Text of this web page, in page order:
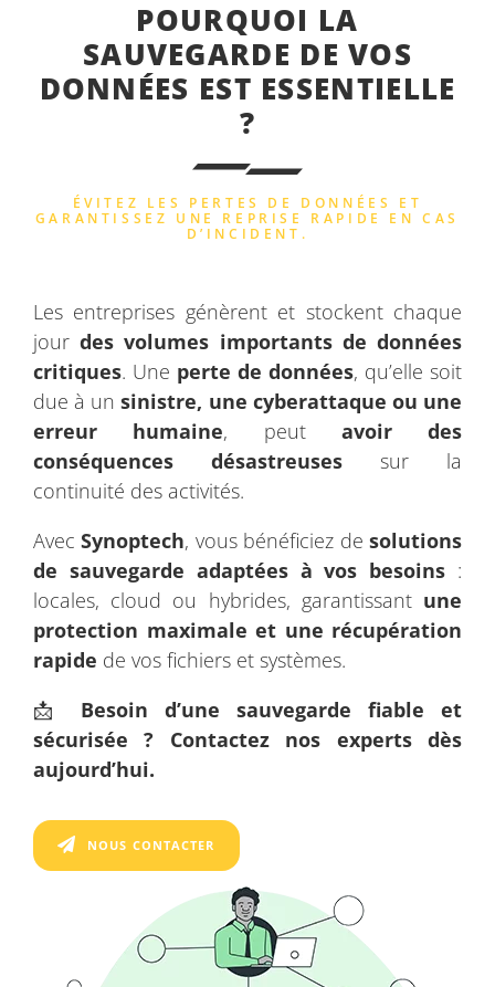
POURQUOI LA
SAUVEGARDE DE VOS
DONNÉES EST ESSENTIELLE
?
ÉVITEZ LES PERTES DE DONNÉES ET
GARANTISSEZ UNE REPRISE RAPIDE EN CAS
D’INCIDENT.
Les entreprises génèrent et stockent chaque
jourdes volumes importants de données
critiques. Une perte de données, qu’elle soit
due à unsinistre, une cyberattaque ou une
erreur humaine, peut avoir des
conséquences désastreuses sur la
continuité des activités.
AvecSynoptech, vous bénéficiez desolutions
de sauvegarde adaptées à vos besoins :
locales, cloud ou hybrides, garantissant une
protection maximale et une récupération
rapide de vos fichiers et systèmes.
📩 Besoin d’une sauvegarde fiable et
sécurisée ? Contactez nos experts dès
aujourd’hui.
NOUS CONTACTER